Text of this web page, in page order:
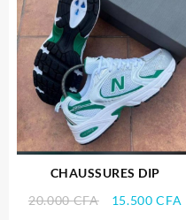
CHAUSSURES DIP
20.000CFA
Le
15.500CFA